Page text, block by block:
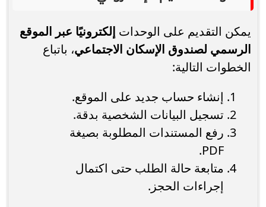
يمكن التقديم على الوحدات إلكترونيًا عبر الموقع
الرسمي لصندوق الإسكان الاجتماعي، باتباع
الخطوات التالية:
إنشاء حساب جديد على الموقع.
تسجيل البيانات الشخصية بدقة.
رفع المستندات المطلوبة بصيغة
PDF.
متابعة حالة الطلب حتى اكتمال
إجراءات الحجز.